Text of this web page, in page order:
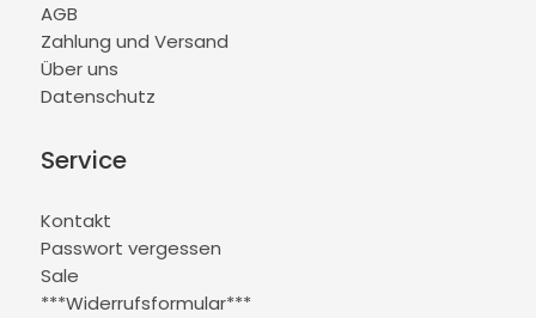
AGB
Zahlung und Versand
Über uns
Datenschutz
Service
Kontakt
Passwort vergessen
Sale
***Widerrufsformular***